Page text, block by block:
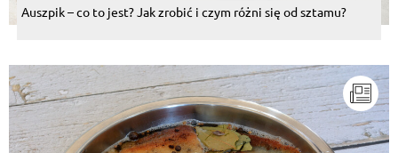
Auszpik – co to jest? Jak zrobić i czym różni się od sztamu?